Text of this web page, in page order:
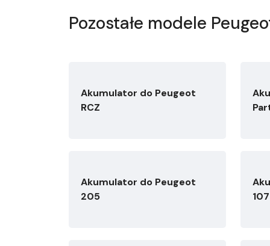
Pozostałe modele
Akumulator do Peugeot
RCZ
Akumulator do Peugeot
205
107